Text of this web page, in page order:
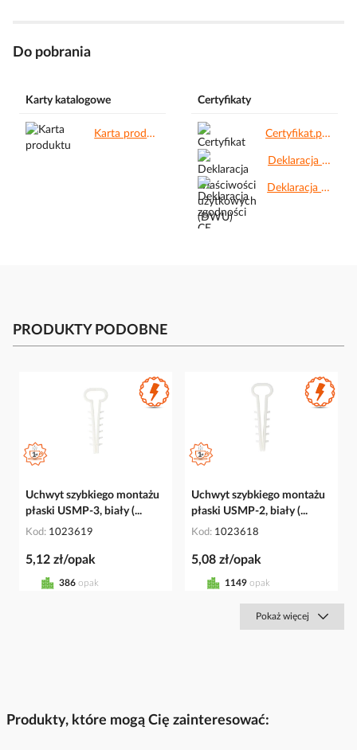
Do pobrania
Karty katalogowe
Karta produktu.pdf
Certyfikaty
Certyfikat.pdf
Deklaracja właściwości użytkowych (DWU).pdf
Deklaracja zgodności CE.pdf
PRODUKTY PODOBNE
Uchwyt szybkiego montażu
płaski USMP-3, biały (...
Kod 1023619
5,12 zł/opak
386 opak
Uchwyt szybkiego montażu
płaski USMP-2, biały (...
Kod 1023618
5,08 zł/opak
1149 opak
Pokaż więcej
Produkty, które mogą Cię zainteresować: